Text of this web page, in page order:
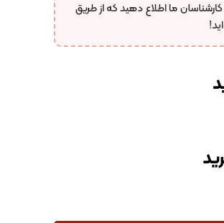
ما اطلاع دهید که از طریق